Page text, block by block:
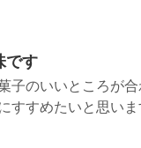
です
子のいいところが
なにすす